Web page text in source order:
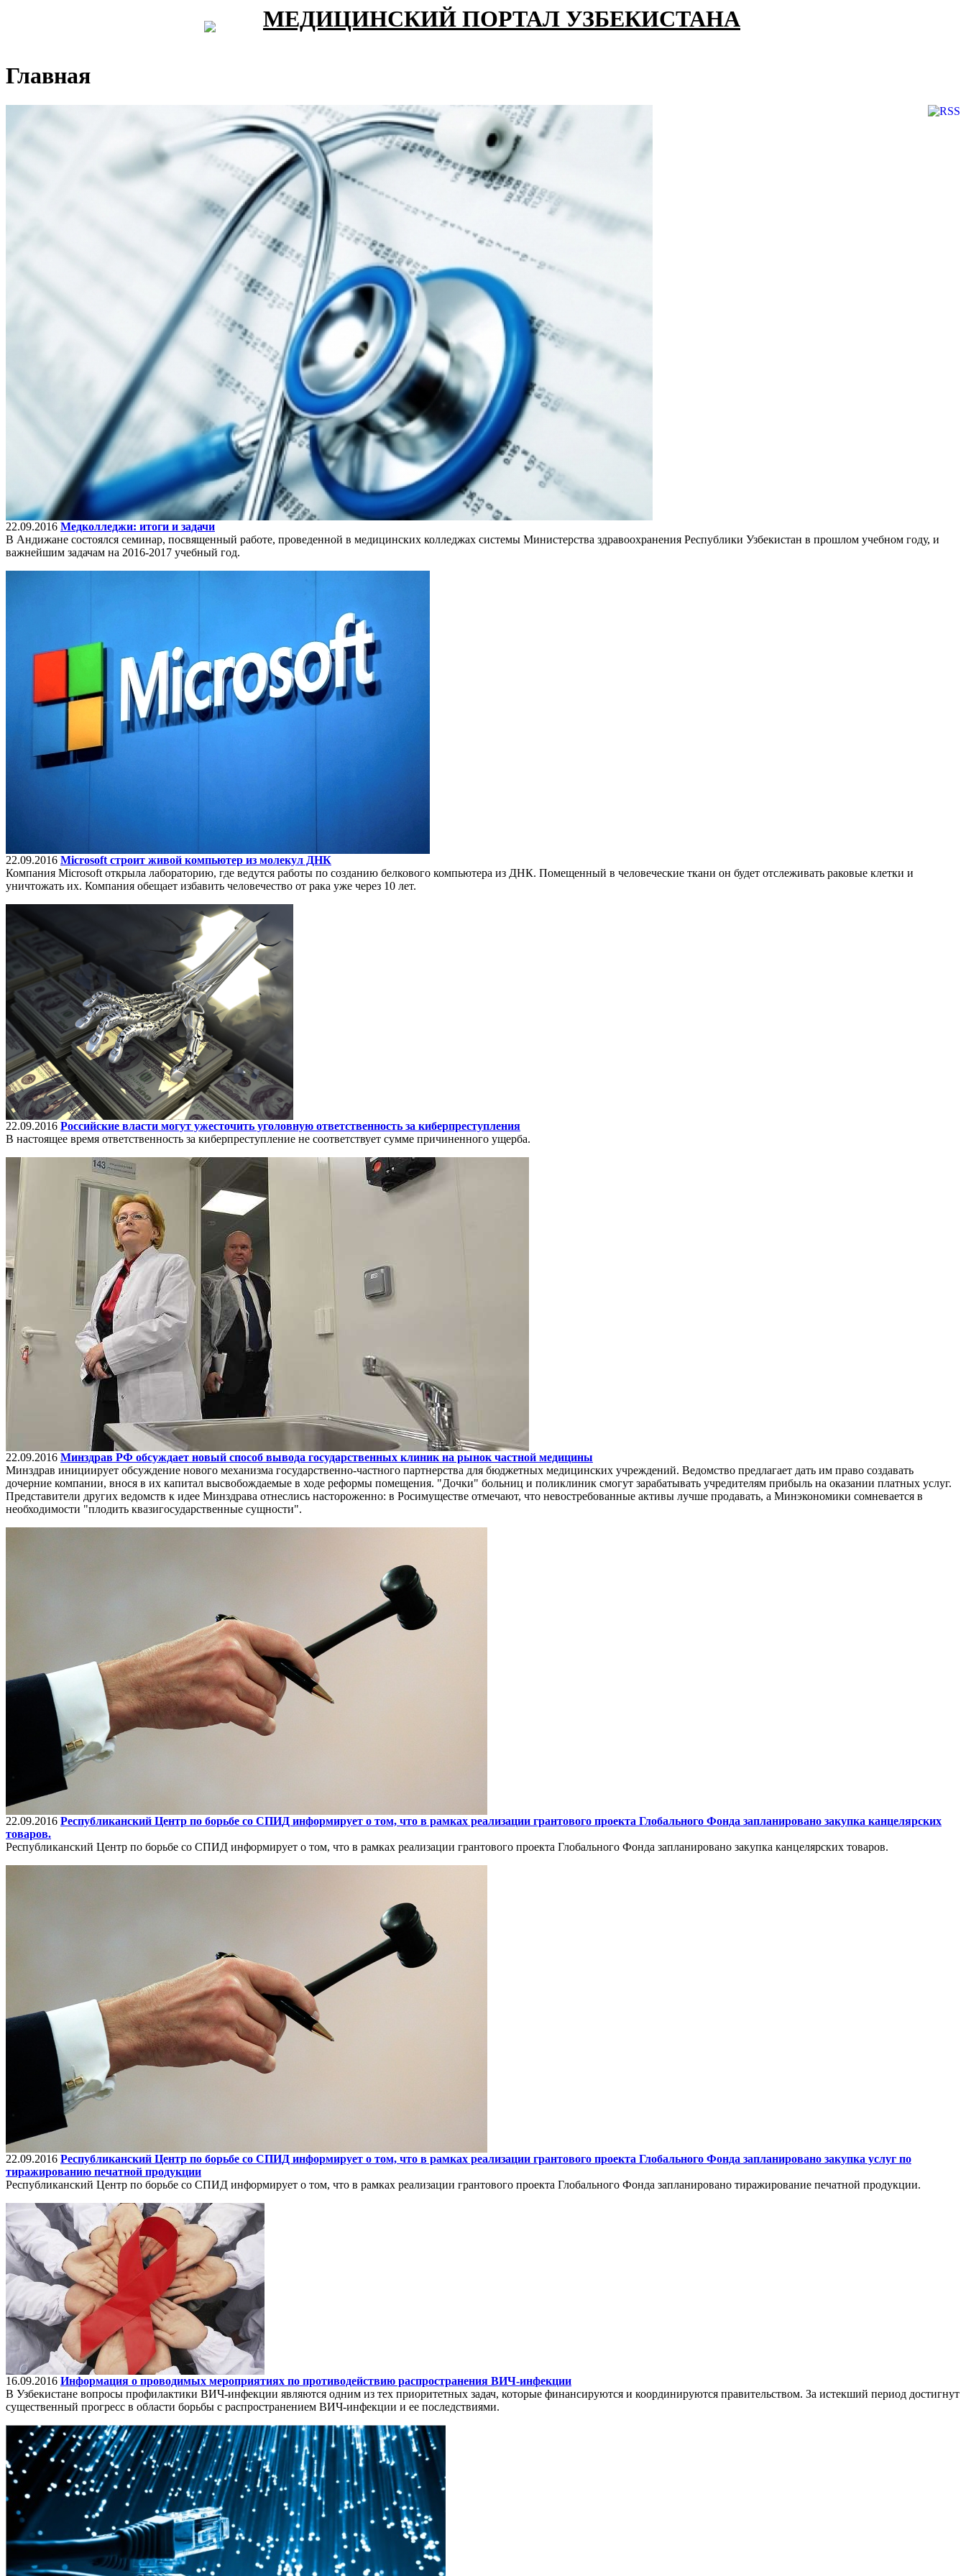
МЕДИЦИНСКИЙ ПОРТАЛ УЗБЕКИСТАНА
Главная
22.09.2016 Медколледжи: итоги и задачи
В Андижане состоялся семинар, посвященный работе, проведенной в медицинских колледжах системы Министерства здравоохранения Республики Узбекистан в прошлом учебном году, и
важнейшим задачам на 2016-2017 учебный год.
22.09.2016 Microsoft строит живой компьютер из молекул ДНК
Компания Microsoft открыла лабораторию, где ведутся работы по созданию белкового компьютера из ДНК. Помещенный в человеческие ткани он будет отслеживать раковые клетки и
уничтожать их. Компания обещает избавить человечество от рака уже через 10 лет.
22.09.2016 Российские власти могут ужесточить уголовную ответственность за киберпреступления
В настоящее время ответственность за киберпреступление не соответствует сумме причиненного ущерба.
22.09.2016 Минздрав РФ обсуждает новый способ вывода государственных клиник на рынок частной медицины
Минздрав инициирует обсуждение нового механизма государственно-частного партнерства для бюджетных медицинских учреждений. Ведомство предлагает дать им право создавать
дочерние компании, внося в их капитал высвобождаемые в ходе реформы помещения. "Дочки" больниц и поликлиник смогут зарабатывать учредителям прибыль на оказании платных услуг.
Представители других ведомств к идее Минздрава отнеслись настороженно: в Росимуществе отмечают, что невостребованные активы лучше продавать, а Минэкономики сомневается в
необходимости "плодить квазигосударственные сущности".
22.09.2016 Республиканский Центр по борьбе со СПИД информирует о том, что в рамках реализации грантового проекта Глобального Фонда запланировано закупка канцелярских
товаров.
Республиканский Центр по борьбе со СПИД информирует о том, что в рамках реализации грантового проекта Глобального Фонда запланировано закупка канцелярских товаров.
22.09.2016 Республиканский Центр по борьбе со СПИД информирует о том, что в рамках реализации грантового проекта Глобального Фонда запланировано закупка услуг по
тиражированию печатной продукции
Республиканский Центр по борьбе со СПИД информирует о том, что в рамках реализации грантового проекта Глобального Фонда запланировано тиражирование печатной продукции.
16.09.2016 Информация о проводимых мероприятиях по противодействию распространения ВИЧ-инфекции
В Узбекистане вопросы профилактики ВИЧ-инфекции являются одним из тех приоритетных задач, которые финансируются и координируются правительством. За истекший период достигнут
существенный прогресс в области борьбы с распространением ВИЧ-инфекции и ее последствиями.